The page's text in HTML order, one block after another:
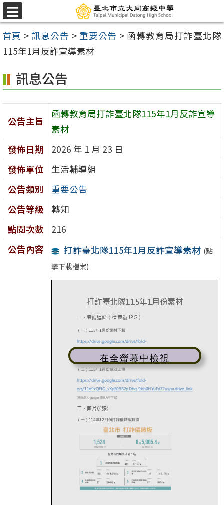
跳
至
主
要
容
區
選
單
首頁 >訊息公告 > 重要公告 > 函轉教育局打詐臺北隊
115年1月反詐宣導素材
訊息公告
公告主旨
函轉教育局打詐臺北隊115年1月反詐宣導
素材
發佈日期
2026 年 1 月 23 日
發佈單位
生活輔導組
公告類別
重要公告
公告等級
轉知
點閱次數
216
公告內容
打詐臺北隊115年1月反詐宣導素材 (點
擊下載檔案)
在全螢幕中檢視